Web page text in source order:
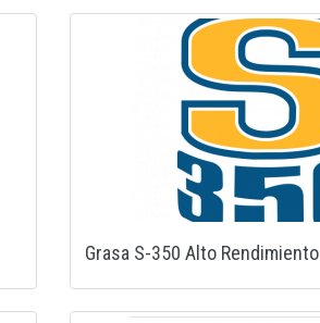
Grasa S-350 Alto Rendimiento